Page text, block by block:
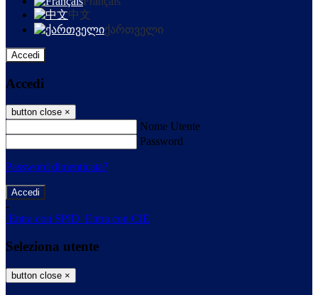
中文
ქართველი
Accedi
Accedi
button close ×
Nome Utente
Password
Password dimenticata?
-
Entra con SPID Entra con CIE
Seleziona utente
button close ×